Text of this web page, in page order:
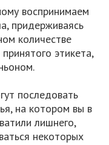
воспринимаем
придерживаясь
количестве
этикета,
последовать
на котором вы в
лишнего,
некоторых